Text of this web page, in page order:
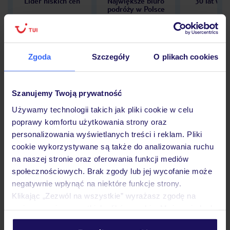
Zgoda Szczegóły O plikach cookies
Szanujemy Twoją prywatność
Używamy technologii takich jak pliki cookie w celu
poprawy komfortu użytkowania strony oraz
personalizowania wyświetlanych treści i reklam. Pliki
cookie wykorzystywane są także do analizowania ruchu
na naszej stronie oraz oferowania funkcji mediów
społecznościowych. Brak zgody lub jej wycofanie może
negatywnie wpłynąć na niektóre funkcje strony.
Klikając „Zezwól na wszystkie” wyrażasz zgodę na
personalizować swój wybór wchodząc w zakładkę
podróży w Polsce
Opinie
Pokoje
Wyżywienie